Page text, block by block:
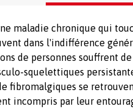
maladie chronique qui
dans l'indifférence
de personnes souffrent
squelettiques
fibromalgiques se
incompris par leur